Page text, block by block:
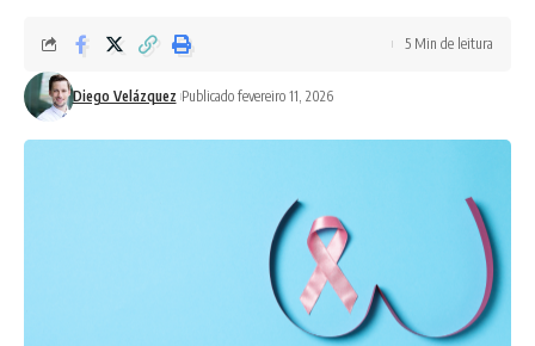
Diego Velázquez Publicado fevereiro 11, 2026
5 Min de leitura